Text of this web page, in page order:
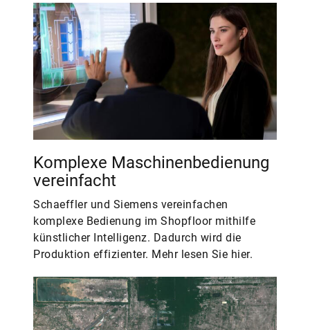
Komplexe Maschinenbedienung
vereinfacht
Schaeffler und Siemens vereinfachen
komplexe Bedienung im Shopfloor mithilfe
künstlicher Intelligenz. Dadurch wird die
Produktion effizienter. Mehr lesen Sie hier.